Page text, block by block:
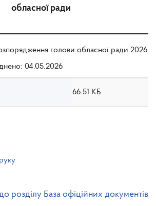
обласної ради
голови обласної ради 2026
04.05.2026
66.51 КБ
розділу База офіційних документів